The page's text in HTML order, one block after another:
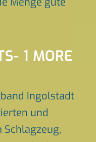
1 MORE
Ingolstadt
und